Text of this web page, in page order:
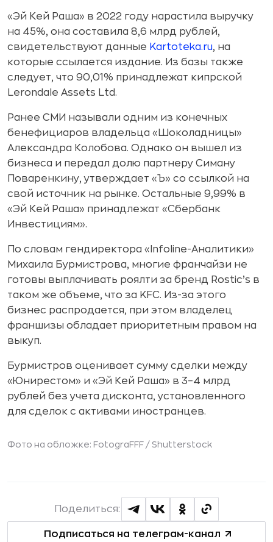
«Эй Кей Раша» в 2022 году нарастила выручку
на 45%, она составила 8,6 млрд рублей,
свидетельствуют данные Kartoteka.ru, на
которые ссылается издание. Из базы также
следует, что 90,01% принадлежат кипрской
Lerondale Assets Ltd.
Ранее СМИ называли одним из конечных
бенефициаров владельца «Шоколадницы»
Александра Колобова. Однако он вышел из
бизнеса и передал долю партнеру Симану
Поваренкину, утверждает «Ъ» со ссылкой на
свой источник на рынке. Остальные 9,99% в
«Эй Кей Раша» принадлежат «Сбербанк
Инвестициям».
По словам гендиректора «Infoline-Аналитики»
Михаила Бурмистрова, многие франчайзи не
готовы выплачивать роялти за бренд Rostic’s в
таком же объеме, что за KFC. Из-за этого
бизнес распродается, при этом владелец
франшизы обладает приоритетным правом на
выкуп.
Бурмистров оценивает сумму сделки между
«Юнирестом» и «Эй Кей Раша» в 3–4 млрд
рублей без учета дисконта, установленного
для сделок с активами иностранцев.
Фото на обложке: FotograFFF / Shutterstock
Подписаться на телеграм-канал
Поделиться: